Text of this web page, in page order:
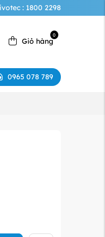
: 1800 2298
Giỏ hàng
0
0965 078 789